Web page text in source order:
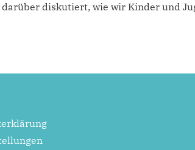
diskutiert, wie wir Kinder und